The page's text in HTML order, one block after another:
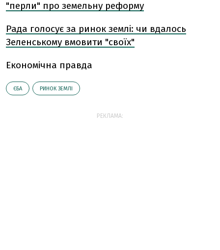
"перли" про земельну реформу
Рада голосує за ринок землі: чи вдалось
Зеленському вмовити "своїх"
Економічна правда
ЄБА РИНОК ЗЕМЛІ
РЕКЛАМА: